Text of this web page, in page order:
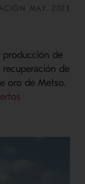
MAY. 2023
producción de
de
oro de Metso.